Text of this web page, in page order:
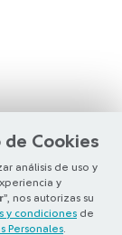
Cookies
análisis de uso y
y
”, nos autorizas su
y condiciones de
Personales